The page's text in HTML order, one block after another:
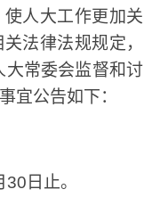
人大工作更加关
法律法规规定，
大常委会监督和讨
宜公告如下：
日止。